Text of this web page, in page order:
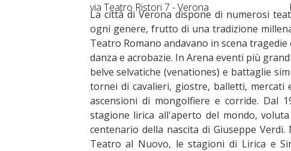
via Teatro Ristori 7 - Verona
La città di Verona dispone di numerosi
ogni genere, frutto di una tradizione
Teatro Romano andavano in scena
danza e acrobazie. In Arena eventi più
belve selvatiche (venationes) e battaglie
tornei di cavalieri, giostre, balletti, mercati
ascensioni di mongolfiere e corride. Dal
stagione lirica all'aperto del mondo,
centenario della nascita di Giuseppe
Teatro al Nuovo, le stagioni di Lirica e